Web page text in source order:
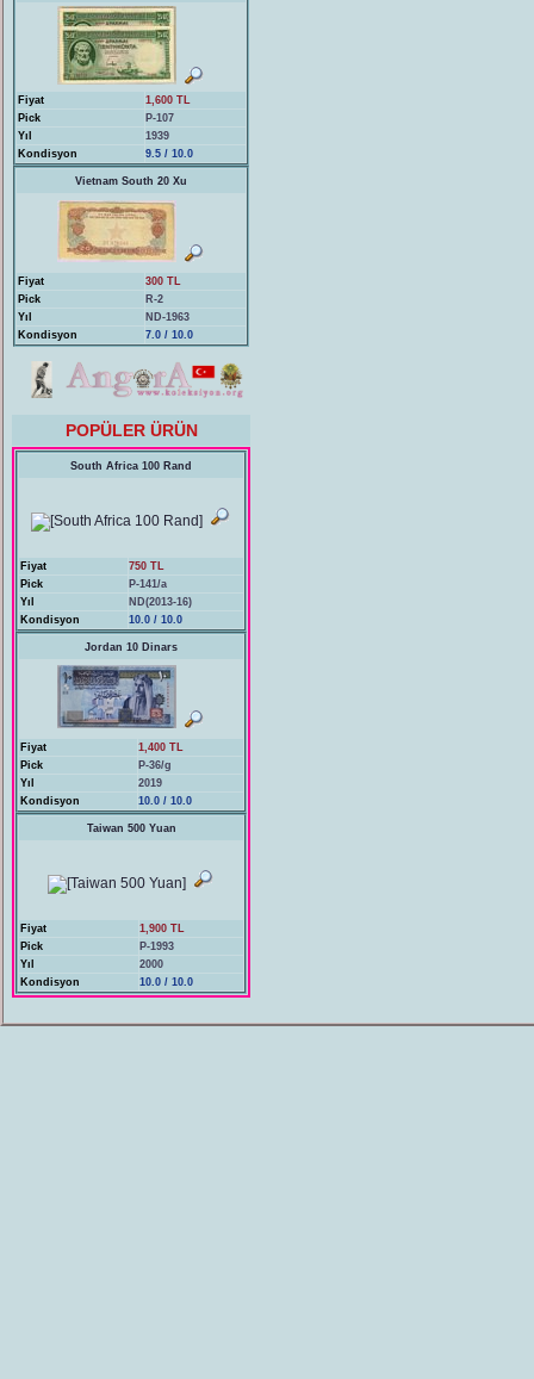
Fiyat
1,600 TL
Pick
P-107
Yıl
1939
Kondisyon
9.5 / 10.0
Vietnam South 20 Xu
Fiyat
300 TL
Pick
R-2
Yıl
ND-1963
Kondisyon
7.0 / 10.0
POPÜLER ÜRÜN
South Africa 100 Rand
Fiyat
750 TL
Pick
P-141/a
Yıl
ND(2013-16)
Kondisyon
10.0 / 10.0
Jordan 10 Dinars
Fiyat
1,400 TL
Pick
P-36/g
Yıl
2019
Kondisyon
10.0 / 10.0
Taiwan 500 Yuan
Fiyat
1,900 TL
Pick
P-1993
Yıl
2000
Kondisyon
10.0 / 10.0